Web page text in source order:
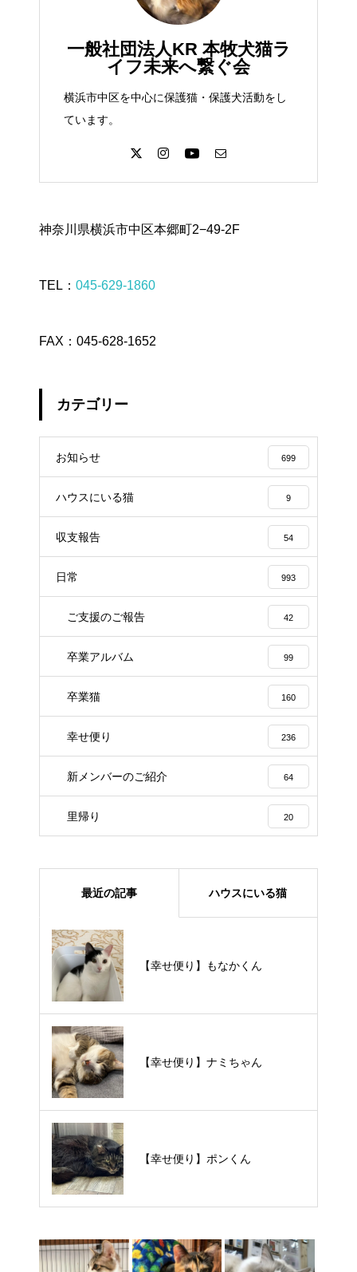
一般社団法人KR 本牧犬猫ラ
イフ未来へ繋ぐ会
横浜市中区を中心に保護猫・保護犬活動をし
ています。
神奈川県横浜市中区本郷町2−49-2F
TEL： 045-629-1860
FAX：045-628-1652
カテゴリー
お知らせ 699
ハウスにいる猫 9
収支報告 54
日常 993
ご支援のご報告 42
卒業アルバム 99
卒業猫 160
幸せ便り 236
新メンバーのご紹介 64
里帰り 20
最近の記事 ハウスにいる猫
【幸せ便り】もなかくん
【幸せ便り】ナミちゃん
【幸せ便り】ポンくん
【里親様募集中】メメちゃん
【里親様募集中】スンスンちゃん
【里親様募集中】タルトくん